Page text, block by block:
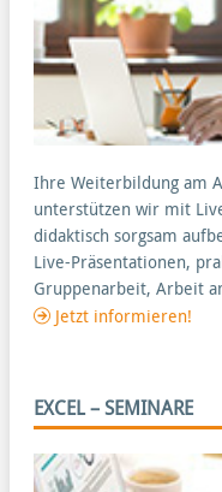
Ihre Weiterbildung am
unterstützen wir mit
didaktisch sorgsam
Live-Präsentationen,
Gruppenarbeit, Arbeit
Jetzt informieren!
EXCEL – SEMINARE